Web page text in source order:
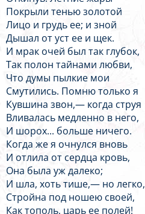
Покрыли тенью золотой
Лицо и грудь ее; и зной
Дышал от уст ее и щек.
И мрак очей был так глубок,
Так полон тайнами любви,
Что думы пылкие мои
Смутились. Помню только я
Кувшина звон,— когда струя
Вливалась медленно в него,
И шорох... больше ничего.
Когда же я очнулся вновь
И отлила от сердца кровь,
Она была уж далеко;
И шла, хоть тише,— но легко,
Стройна под ношею своей,
Как тополь, царь ее полей!